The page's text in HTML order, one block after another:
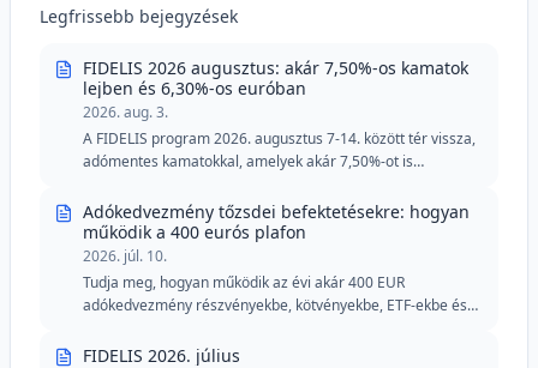
Legfrissebb bejegyzések
FIDELIS 2026 augusztus: akár 7,50%-os kamatok
lejben és 6,30%-os euróban
2026. aug. 3.
A FIDELIS program 2026. augusztus 7-14. között tér vissza,
adómentes kamatokkal, amelyek akár 7,50%-ot is
kiadás két különleges részletet tartalmaz véradók számára,
csökkentett minimális küszöbértékekkel lejben és euróban.
Adókedvezmény tőzsdei befektetésekre: hogyan
működik a 400 eurós plafon
2026. júl. 10.
Tudja meg, hogyan működik az évi akár 400 EUR
adókedvezmény részvényekbe, kötvényekbe, ETF-ekbe és
FIDELIS 2026. július